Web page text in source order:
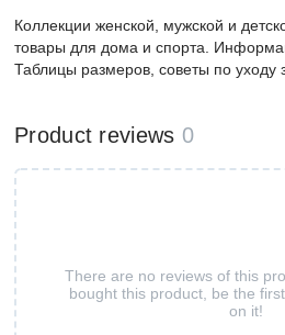
Коллекции женской, мужской и
товары для дома и спорта.
Таблицы размеров, советы по уходу
Product reviews 0
There are no reviews of this
bought this product, be the
on it!